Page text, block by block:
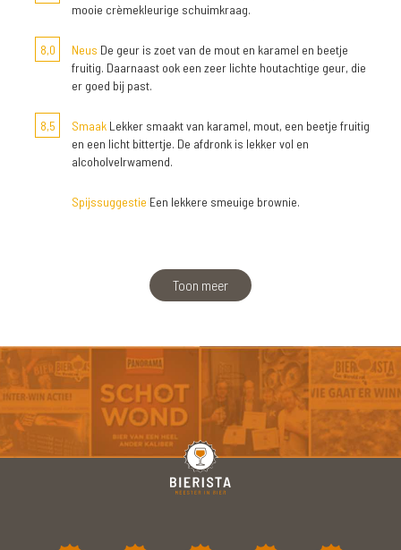
mooie crèmekleurige schuimkraag.
8,0 Neus De geur is zoet van de mout en karamel en beetje
fruitig. Daarnaast ook een zeer lichte houtachtige geur, die
er goed bij past.
8,5 Smaak Lekker smaakt van karamel, mout, een beetje fruitig
en een licht bittertje. De afdronk is lekker vol en
alcoholvelrwamend.
Spijssuggestie Een lekkere smeuige brownie.
Toon meer